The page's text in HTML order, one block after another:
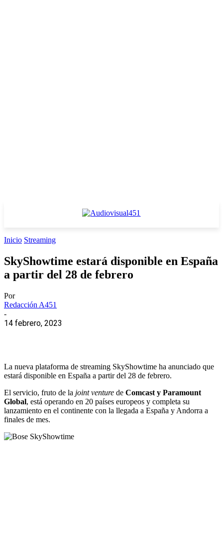
Inicio Streaming
SkyShowtime estará disponible en España
a partir del 28 de febrero
Por
Redacción A451
-
14 febrero, 2023
La nueva plataforma de streaming SkyShowtime ha anunciado que
estará disponible en España a partir del 28 de febrero.
El servicio, fruto de la joint venture de Comcast y Paramount
Global, está operando en 20 países europeos y completa su
lanzamiento en el continente con la llegada a España y Andorra a
finales de mes.